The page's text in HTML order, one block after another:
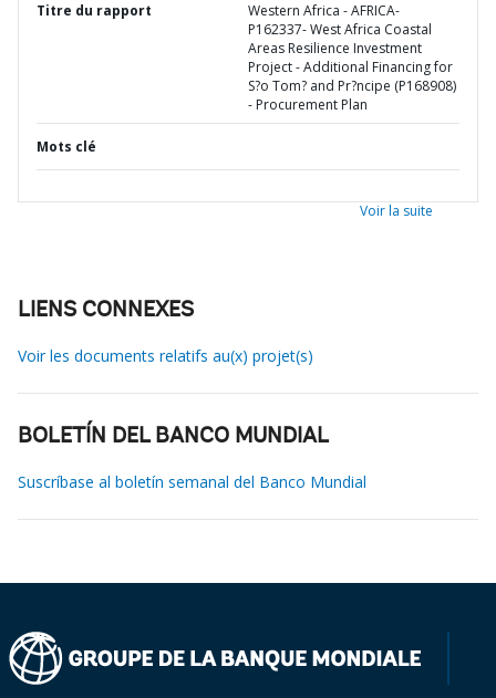
Titre du rapport
Western Africa - AFRICA-
P162337- West Africa Coastal
Areas Resilience Investment
Project - Additional Financing for
S?o Tom? and Pr?ncipe (P168908)
- Procurement Plan
Mots clé
Voir la suite
LIENS CONNEXES
Voir les documents relatifs au(x) projet(s)
BOLETÍN DEL BANCO MUNDIAL
Suscríbase al boletín semanal del Banco Mundial